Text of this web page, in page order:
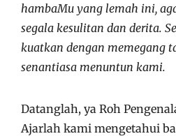
hambaMu yang lemah ini,
segala kesulitan dan derita.
kuatkan dengan memegang
senantiasa menuntun kami.
Datanglah, ya Roh
Ajarlah kami mengetahui